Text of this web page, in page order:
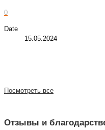
0
Date
15.05.2024
Посмотреть все
Отзывы и